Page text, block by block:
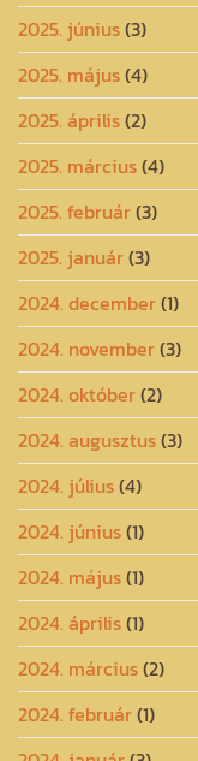
2025. június(3)
2025. május(4)
2025. április(2)
2025. március(4)
2025. február(3)
2025. január(3)
2024. december(1)
2024. november(3)
2024. október(2)
2024. augusztus(3)
2024. július(4)
2024. június(1)
2024. május(1)
2024. április(1)
2024. március(2)
2024. február(1)